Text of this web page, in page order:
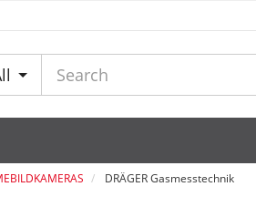
DRÄGER Gasmesstechnik